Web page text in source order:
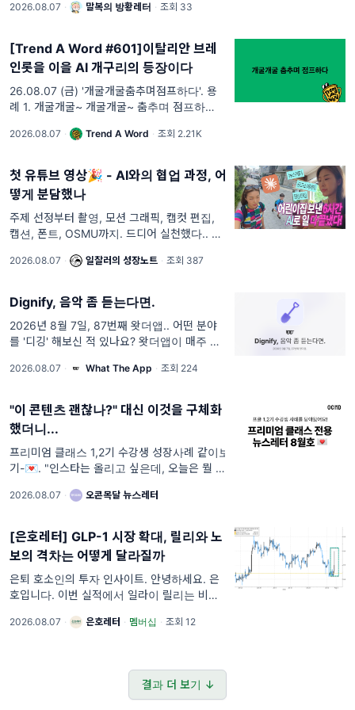
이야. 매를 맞겠단 건 아니고,
2026.08.07 · 말복의 방황레터 · 조회 33
[Trend A Word #601]이탈리안 브레
인롯을 이을 AI 개구리의 등장이다
26.08.07 (금) '개굴개굴춤추며점프하다'. 용
례 1. 개굴개굴~ 개굴개굴~ 춤추며 점프하다~
로트~ 최 OO 씨
2026.08.07 · Trend A Word · 조회 2.21K
첫 유튜브 영상🎉 - AI와의 협업 과정, 어
떻게 분담했나
주제 선정부터 촬영, 모션 그래픽, 캡컷 편집,
캡션, 폰트, OSMU까지. 드디어 실천했다.. 유
요. 그 과정을 공유합니다!
2026.08.07 · 일잘러의 성장노트 · 조회 387
Dignify, 음악 좀 듣는다면.
2026년 8월 7일, 87번째 왓더앱.. 어떤 분야
를 '디깅' 해보신 적 있나요? 왓더앱이 매주 새
널리 알려지지 않은 무언가를 찾아가는 행위를
2026.08.07 · What The App · 조회 224
"이 콘텐츠 괜찮나?" 대신 이것을 구체화
했더니...
프리미엄 클래스 1,2기 수강생 성장사례 같이보
기-💌. "인스타는 올리고 싶은데, 오늘은 뭘 올
지작... 그러다 결국 화면을 덮고 자버린 날, 있
2026.08.07 · 오콘목달 뉴스레터
[은호레터] GLP-1 시장 확대, 릴리와 노
보의 격차는 어떻게 달라질까
은퇴 호소인의 투자 인사이트. 안녕하세요. 은
호입니다. 이번 실적에서 일라이 릴리는 비만치
다시 높였습니다. 주가는 3월 말보다 이미 크게
2026.08.07 · 은호레터 · 멤버십 · 조회 12
결과 더 보기 ↓